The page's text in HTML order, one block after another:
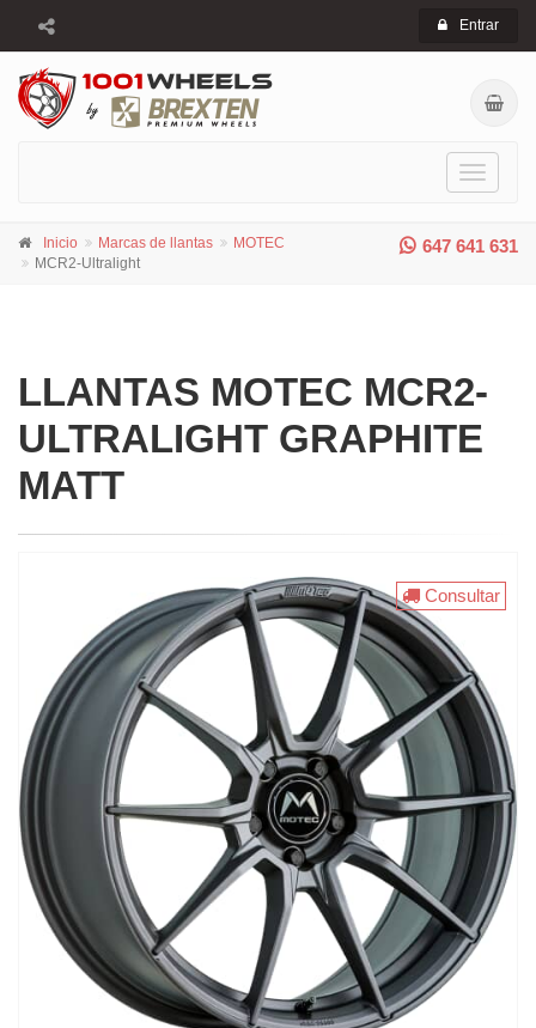
Entrar
Toggle
647 641 631
Inicio Marcas de llantas
MOTEC
MCR2-Ultralight
LLANTAS MOTEC MCR2-
ULTRALIGHT GRAPHITE
MATT
Consultar